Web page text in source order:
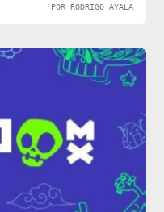
POR RODRIGO AYALA